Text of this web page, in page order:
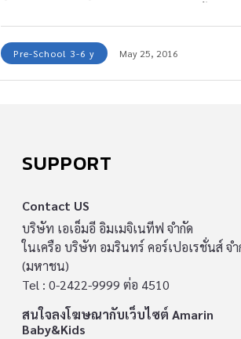
ตอบที่น่าพอใจเลยทีเดียว
Pre-School 3-6 y May 25, 2016
SUPPORT
Contact US
บริษัท เอเอ็มอี อิมเมจิเนทีฟ จำกัด
ในเครือ บริษัท อมรินทร์ คอร์เปอเรชั่นส์ จำ
(มหาชน)
Tel : 0-2422-9999 ต่อ 4510
สนใจลงโฆษณากับเว็บไซต์ Amarin
Baby&Kids